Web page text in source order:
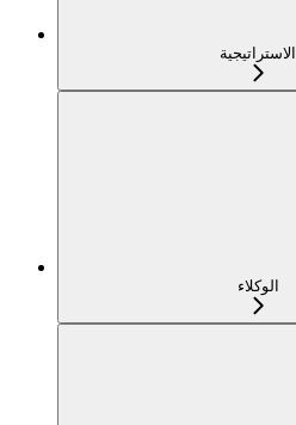
الاستراتيجية
الوكلاء